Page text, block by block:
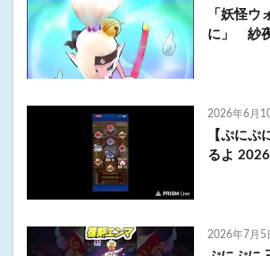
「妖怪ウ
に」 紗
2026年6月
【ぷにぷ
るよ
2026年7月5